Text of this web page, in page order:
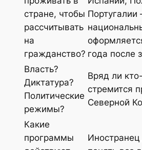
стране, чтобы
рассчитывать
на
гражданство?
Португалии
года после
Власть?
Диктатура?
Политические
режимы?
Вряд ли
стремится
Северной
Какие
программы